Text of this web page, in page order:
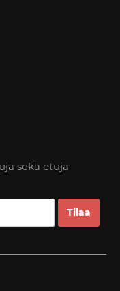
sekä etuja